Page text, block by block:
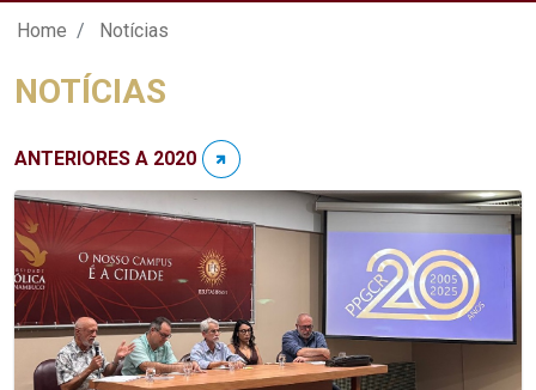
Notícias - Unicap
Home Notícias
NOTÍCIAS
ANTERIORES A 2020